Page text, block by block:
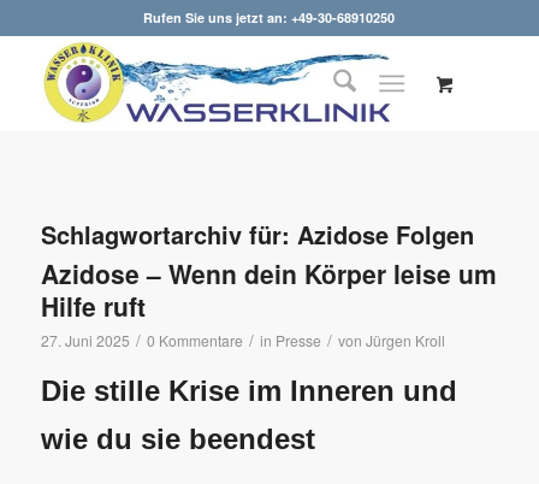
Rufen Sie uns jetzt an: +49-30-68910250
Schlagwortarchiv für: Azidose Folgen
Azidose – Wenn dein Körper leise um
Hilfe ruft
27. Juni 2025 / 0 Kommentare / in Presse / von Jürgen Kroll
Die stille Krise im Inneren und
wie du sie beendest